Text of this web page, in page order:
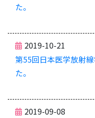
た。
2019-10-21
第55回日本医学放射
た。
2019-09-08